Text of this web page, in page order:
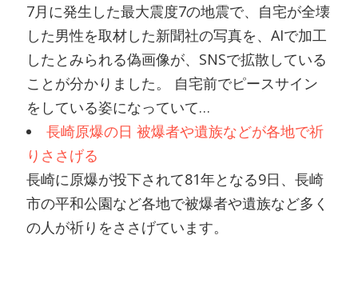
7月に発生した最大震度7の地震で、自宅が全壊
した男性を取材した新聞社の写真を、AIで加工
したとみられる偽画像が、SNSで拡散している
ことが分かりました。 自宅前でピースサイン
をしている姿になっていて…
長崎原爆の日 被爆者や遺族などが各地で祈
りささげる
長崎に原爆が投下されて81年となる9日、長崎
市の平和公園など各地で被爆者や遺族など多く
の人が祈りをささげています。